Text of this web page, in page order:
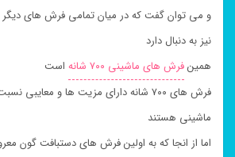
و می توان گفت که در میان تمامی فرش های دیگر
نیز به دنبال دارد
همینفرش های ماشینی ۷۰۰ شانه
است
فرش های ۷۰۰ شانه دارای مزیت ها و
ماشینی هستند
اما از انجا که به اولین فرش های دستبافت گون